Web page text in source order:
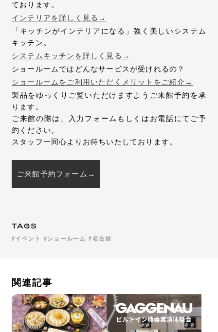
ております。
インテリアを詳しく見る→
「キッチンがインテリアになる」強く美しいシステム
キッチン。
システムキッチンを詳しく見る→
ショールームではどんなサービスが受けれるの？
ショールームをご利用いただくメリットをご紹介→
製品をゆっくりご覧いただけますようご来館予約を承
ります。
ご来館の際は、入力フォームもしくはお電話にてご予
約ください。
スタッフ一同心よりお待ちいたしております。
ご来館予約フォーム→
TAGS
イベント ショールーム 名古屋
関連記事